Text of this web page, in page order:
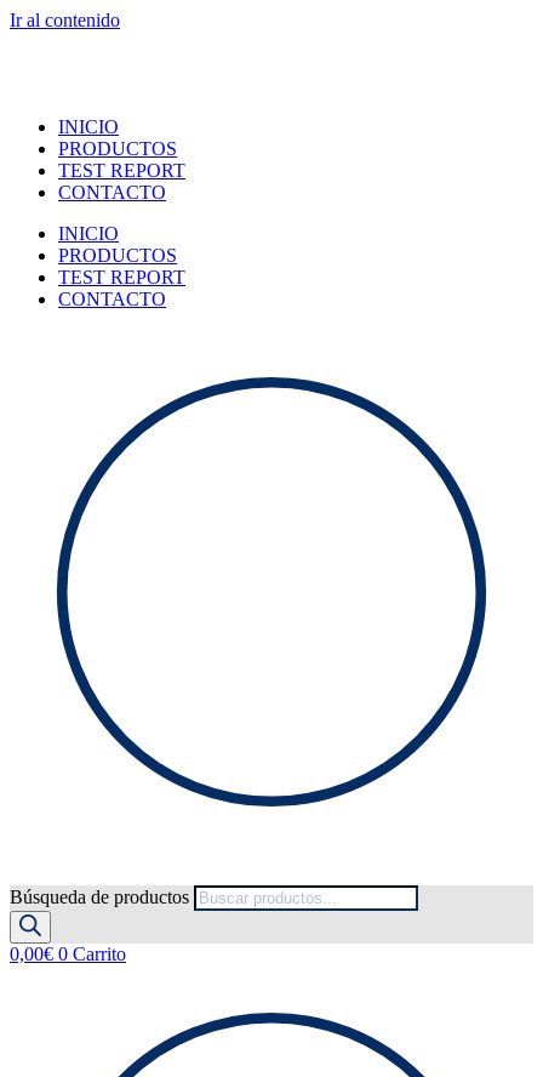
Ir al contenido
INICIO
PRODUCTOS
TEST REPORT
CONTACTO
INICIO
PRODUCTOS
TEST REPORT
CONTACTO
Búsqueda de productos
0,00€ 0 Carrito